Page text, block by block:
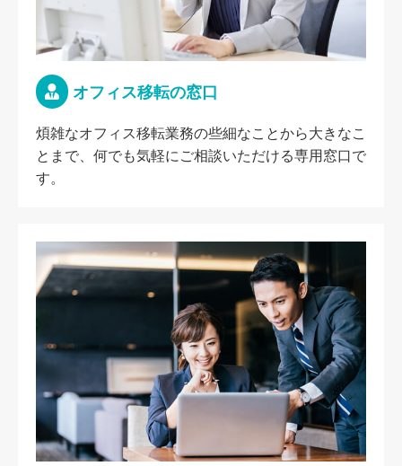
オフィス移転の窓口
煩雑なオフィス移転業務の些細なことから大きなこ
とまで、何でも気軽にご相談いただける専用窓口で
す。